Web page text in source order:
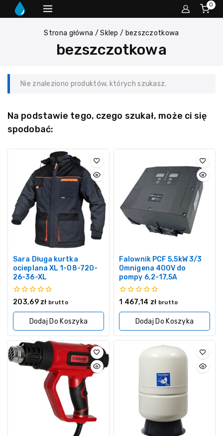
0
Strona główna / Sklep / bezszczotkowa
bezszczotkowa
Nie znaleziono produktów, których szukasz.
Na podstawie tego, czego szukał, może ci się
spodobać:
Sara Długa kurtka
ocieplana XL 1-08-720-
26-36-XL
0
5
203,69 zł brutto
Dodaj Do Koszyka
Falownik PCF 5,5kW 3/3
Omnigena 400V do
pompy 6,2-17,5A
0
5
1 467,14 zł brutto
Dodaj Do Koszyka